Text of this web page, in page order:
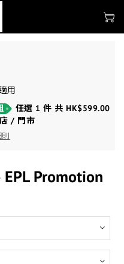
用
任選 1 件 共 HK$599.00
/ 門市
Promotion